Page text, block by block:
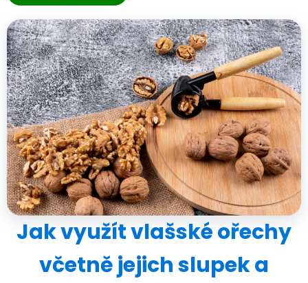
Jak využít vlašské ořechy
včetně jejich slupek a